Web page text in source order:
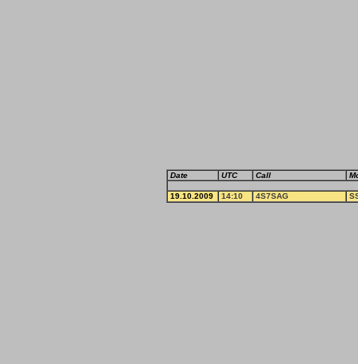
Date UTC Call
19.10.2009 14:10 4S7SAG